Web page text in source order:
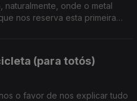
naturalmente, onde o metal
nos reserva esta primeira
(para totós)
o favor de nos explicar tudo